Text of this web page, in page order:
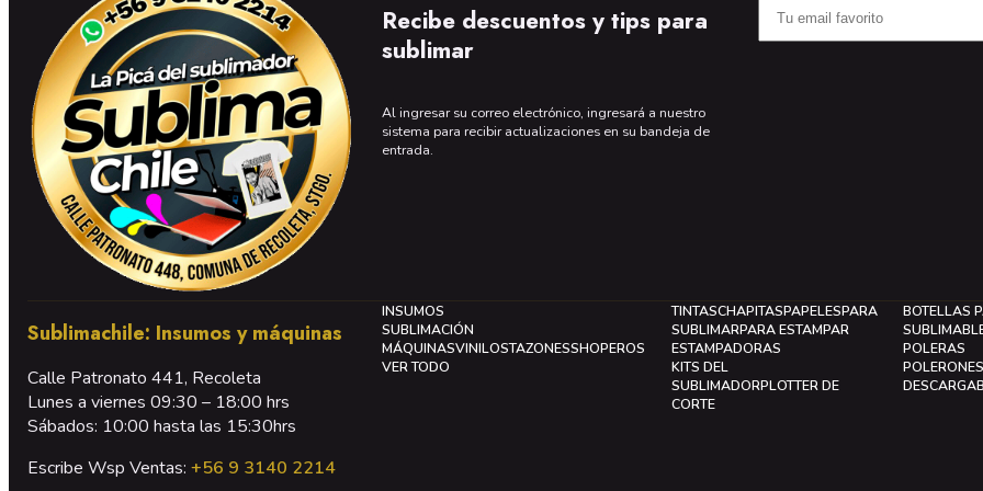
Recibe descuentos y tips para
sublimar
Al ingresar su correo electrónico, ingresará a nuestro
sistema para recibir actualizaciones en su bandeja de
entrada.
Sublimachile: Insumos y máquinas
Calle Patronato 441, Recoleta
Lunes a viernes 09:30 – 18:00 hrs
Sábados: 10:00 hasta las 15:30hrs
Escribe Wsp Ventas: +56 9 3140 2214
INSUMOS
SUBLIMACIÓN
MÁQUINASVINILOSTAZONESSHOPEROS
VER TODO
TINTASCHAPITASPAPELESPARA
SUBLIMARPARA ESTAMPAR
ESTAMPADORAS
KITS DEL
SUBLIMADORPLOTTER DE
CORTE
BOTELLAS
POLERAS